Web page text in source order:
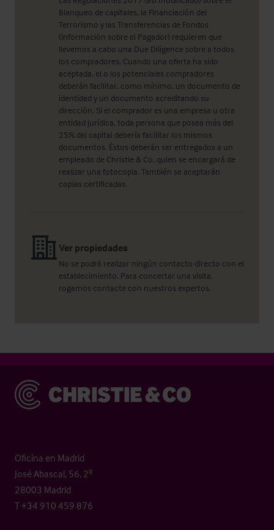
Blanqueo de capitales, la Financiación del
Terrorismo y las Transferencias de Fondos
(información sobre el Pagador) requieren que
llevemos a cabo una Due Diligence sobre a todos
los compradores. Cuando una oferta ha sido
aceptada, el o los potenciales compradores
deberán facilitar, como mínimo, un documento de
identidad y un documento acreditando su
dirección. Si el comprador es una empresa u otra
entidad jurídica, toda persona que posea más del
25% del capital debería facilitar los mismos
documentos. Éstos deberán ser entregados a un
empleado de Christie & Co, quien se encargará de
realizar una fotocopia. También se aceptarán
copias certificadas.
Ver propiedades
No se podrá realizar ningún contacto directo con el
establecimiento. Para concertar una visita,
rogamos contacte con nuestros expertos.
Christie & Co
Oficina en Madrid
José Abascal, 56, 2º
28003 Madrid
T +34 910 459 876